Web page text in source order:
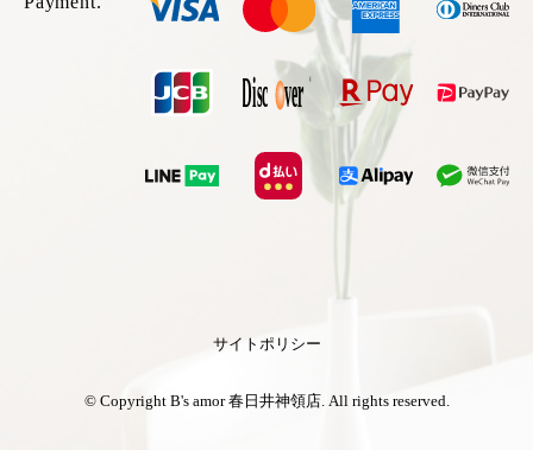
サイトポリシー
© Copyright B's amor 春日井神領店. All rights reserved.